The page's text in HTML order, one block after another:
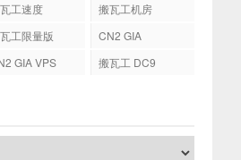
工速度
搬瓦工机房
工限量版
CN2 GIA
GIA VPS 搬瓦工 DC9